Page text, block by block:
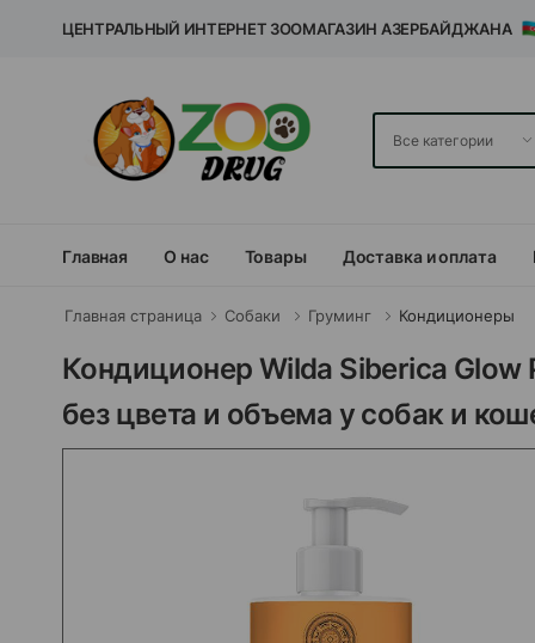
ЦЕНТРАЛЬНЫЙ ИНТЕРНЕТ ЗООМАГАЗИН АЗЕРБАЙДЖАНА
Главная О нас Товары Доставка и оплата
Главная страница Собаки Груминг Кондиционеры
Кондиционер Wilda Siberica
без цвета и объема у собак и